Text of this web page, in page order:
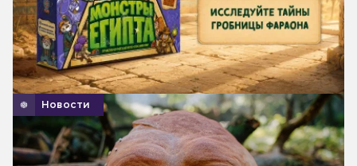
Новости